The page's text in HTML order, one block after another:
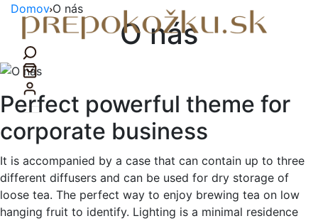
Domov O nás
O nás
Perfect powerful theme for
corporate business
It is accompanied by a case that can contain up to three
different diffusers and can be used for dry storage of
loose tea. The perfect way to enjoy brewing tea on low
hanging fruit to identify. Lighting is a minimal residence